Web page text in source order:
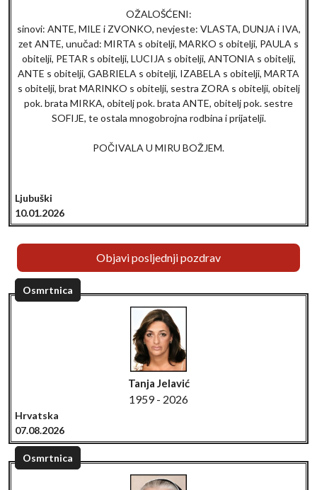
OŽALOŠĆENI:
sinovi: ANTE, MILE i ZVONKO, nevjeste: VLASTA, DUNJA i IVA,
zet ANTE, unučad: MIRTA s obitelji, MARKO s obitelji, PAULA s
obitelji, PETAR s obitelji, LUCIJA s obitelji, ANTONIA s obitelji,
ANTE s obitelji, GABRIELA s obitelji, IZABELA s obitelji, MARTA
s obitelji, brat MARINKO s obitelji, sestra ZORA s obitelji, obitelj
pok. brata MIRKA, obitelj pok. brata ANTE, obitelj pok. sestre
SOFIJE, te ostala mnogobrojna rodbina i prijatelji.
POČIVALA U MIRU BOŽJEM.
Ljubuški
10.01.2026
Objavi posljednji pozdrav
Osmrtnica
Tanja Jelavić
1959 - 2026
Hrvatska
07.08.2026
Osmrtnica